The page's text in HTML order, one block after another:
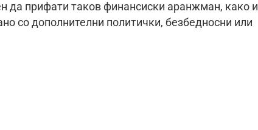
да прифати таков финансиски аранжман, како и
со дополнителни политички, безбедносни или